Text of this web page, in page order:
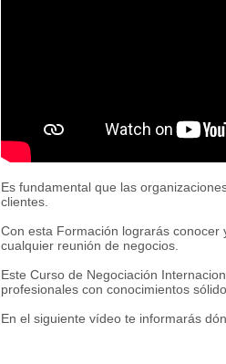
Es fundamental que las
clientes.
Con esta Formación lograrás
cualquier reunión de negocios.
Este Curso de Negociación
profesionales con conocimientos
En el siguiente vídeo te informarás